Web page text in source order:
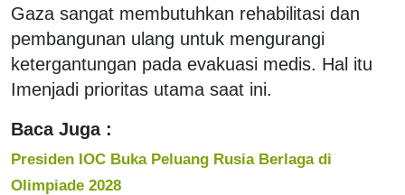
Gaza sangat membutuhkan rehabilitasi dan
pembangunan ulang untuk mengurangi
ketergantungan pada evakuasi medis. Hal itu
Imenjadi prioritas utama saat ini.
Baca Juga :
Presiden IOC Buka Peluang Rusia Berlaga di
Olimpiade 2028